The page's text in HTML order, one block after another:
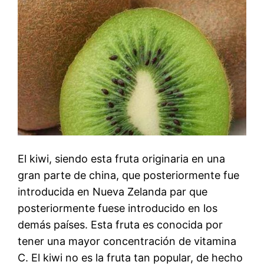
El kiwi, siendo esta fruta originaria en una
gran parte de china, que posteriormente fue
introducida en Nueva Zelanda par que
posteriormente fuese introducido en los
demás países. Esta fruta es conocida por
tener una mayor concentración de vitamina
C. El kiwi no es la fruta tan popular, de hecho